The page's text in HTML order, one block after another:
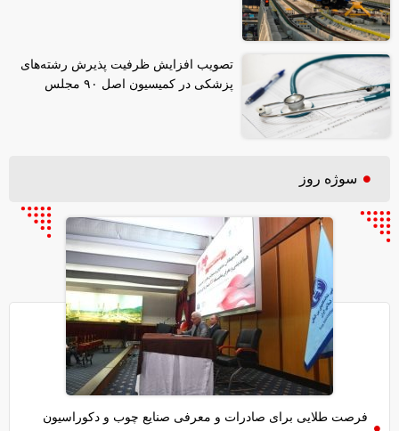
تصویب افزایش ظرفیت پذیرش رشته‌های
پزشکی در کمیسیون اصل ۹۰ مجلس
سوژه روز
فرصت طلایی برای صادرات و معرفی صنایع چوب و دکوراسیون